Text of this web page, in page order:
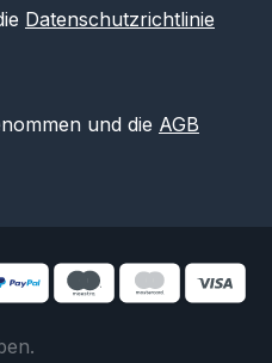
Datenschutzrichtlinie
und die AGB